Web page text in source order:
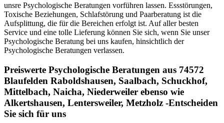
unsre Psychologische Beratungen vorführen lassen. Essstörungen,
Toxische Beziehungen, Schlafstörung und Paarberatung ist die
Aufsplittung, die für die Bereichen erfolgt ist. Auf aller besten
Service und eine tolle Lieferung können Sie sich, wenn Sie unser
Psychologische Beratung bei uns kaufen, hinsichtlich der
Psychologische Beratungen verlassen.
Preiswerte Psychologische Beratungen aus 74572
Blaufelden Raboldshausen, Saalbach, Schuckhof,
Mittelbach, Naicha, Niederweiler ebenso wie
Alkertshausen, Lentersweiler, Metzholz -Entscheiden
Sie sich für uns